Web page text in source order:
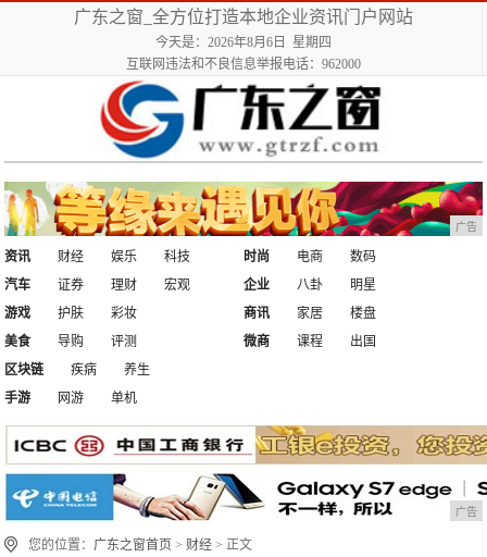
广东之窗_全方位打造本地企业资讯门户网站
今天是：2026年8月6日 星期四
互联网违法和不良信息举报电话：962000
广告
资讯 财经 娱乐
科技
汽车
证券 理财 宏观
时尚 电商
数码
企业
八卦
明星
游戏
护肤
彩妆
美食
导购 评测
商讯 家居
楼盘
微商
课程
出国
区块链
疾病
养生
手游
网游 单机
广告
您的位置： 广东之窗首页 > 财经 > 正文